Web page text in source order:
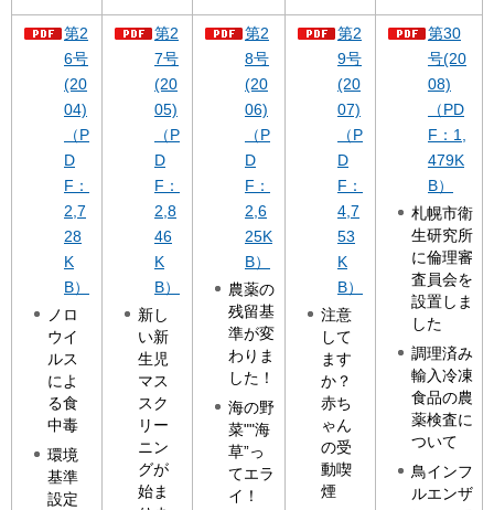
第2
6号
(20
04)
（P
D
F：
2,7
28
K
B）
ノロ
ウイ
ルス
によ
る食
中毒
環境
基準
設定
第2
7号
(20
05)
（P
D
F：
2,8
46
K
B）
新し
い新
生児
マス
スク
リー
ニン
グが
始ま
第2
8号
(20
06)
（P
D
F：
2,6
25K
B）
農薬の
残留基
準が変
わりま
した！
海の野
菜""海
草”っ
てエラ
イ！
第2
9号
(20
07)
（P
D
F：
4,7
53
K
B）
注意
して
ます
か？
赤ち
ゃん
の受
動喫
煙
第30
号(20
08)
（PD
F：1,
479K
B）
札幌市衛
生研究所
に倫理審
査員会を
設置しま
した
調理済み
輸入冷凍
食品の農
薬検査に
ついて
鳥インフ
ルエンザ